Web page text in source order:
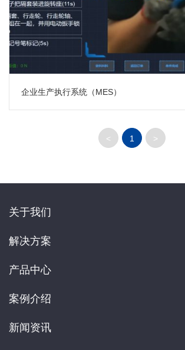
企业生产执行系统（MES）
< 1 >
关于我们
解决方案
产品中心
案例介绍
新闻资讯